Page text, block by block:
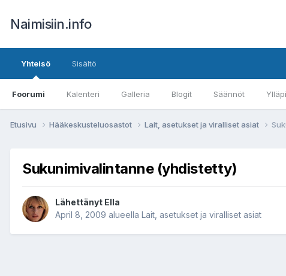
Naimisiin.info
Yhteisö
Foorumi Kalenteri Galleria Blogit Säännöt
Sisältö
Etusivu Hääkeskusteluosastot Lait, asetukset ja viralliset asiat
Sukunimivalintanne (yhdistetty)
Lähettänyt Ella
April 8, 2009 alueella Lait, asetukset ja viralliset asiat